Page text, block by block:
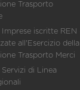
Trasporto
Imprese iscritte REN
all'Esercizio della
Trasporto Merci
Servizi di Linea